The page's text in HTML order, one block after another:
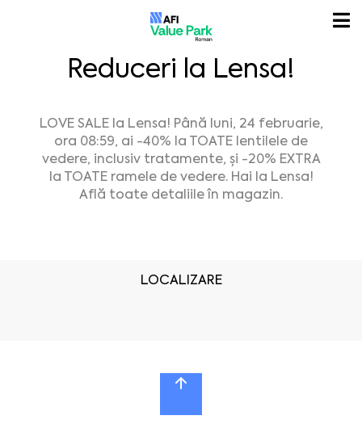
Reduceri la Lensa!
LOVE SALE la Lensa! Până luni, 24 februarie,
ora 08:59, ai -40% la TOATE lentilele de
vedere, inclusiv tratamente, și -20% EXTRA
la TOATE ramele de vedere. Hai la Lensa!
Află toate detaliile în magazin.
LOCALIZARE